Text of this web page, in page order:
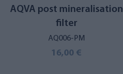
AQVA post mineralisation
filter
AQ006-PM
16,00 €